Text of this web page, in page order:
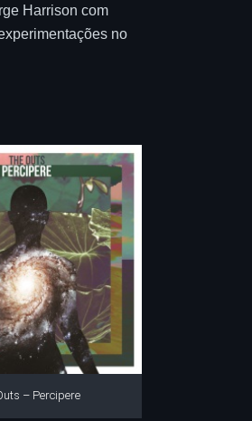
Harrison com
no
– Percipere